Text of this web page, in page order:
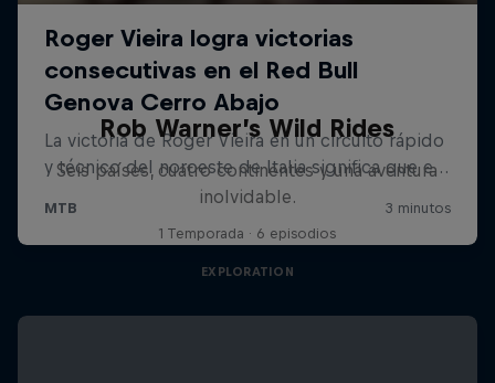
Rob Warner’s Wild Rides
Seis países, cuatro continentes y una aventura
inolvidable.
1 Temporada · 6 episodios
EXPLORATION